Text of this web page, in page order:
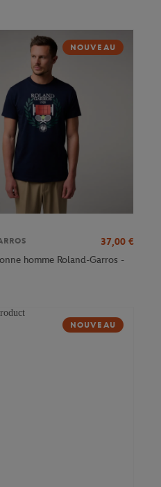
NOUVEAU
37,00 €
homme Roland-Garros -
NOUVEAU